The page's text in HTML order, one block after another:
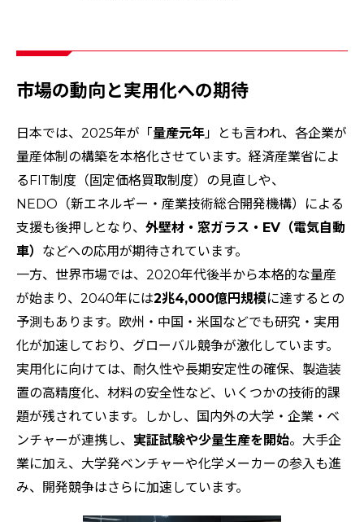
市場の動向と実用化への期待
日本では、2025年が「量産元年」とも言われ、各企業が
量産体制の構築を本格化させています。経済産業省によ
るFIT制度（固定価格買取制度）の見直しや、
NEDO（新エネルギー・産業技術総合開発機構）による
支援も後押しとなり、 外壁材・窓ガラス・EV（電気自動
車） などへの応用が期待されています。
一方、世界市場では、2020年代後半から本格的な量産
が始まり、2040年には2兆4,000億円規模に達するとの
予測もあります。欧州・中国・米国などでも研究・実用
化が加速しており、グローバル競争が激化しています。
実用化に向けては、耐久性や長期安定性の確保、製造装
置の高精度化、材料の安全性など、いくつかの技術的課
題が残されています。しかし、国内外の大学・企業・ベ
ンチャーが連携し、 実証試験や少量生産を開始。大手企
業に加え、大学発ベンチャーや化学メーカーの参入も進
み、開発競争はさらに加速しています。